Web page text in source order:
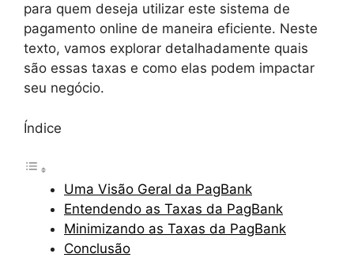
para quem deseja utilizar este sistema de
pagamento online de maneira eficiente. Neste
texto, vamos explorar detalhadamente quais
são essas taxas e como elas podem impactar
seu negócio.
Índice
Uma Visão Geral da PagBank
Entendendo as Taxas da PagBank
Minimizando as Taxas da PagBank
Conclusão